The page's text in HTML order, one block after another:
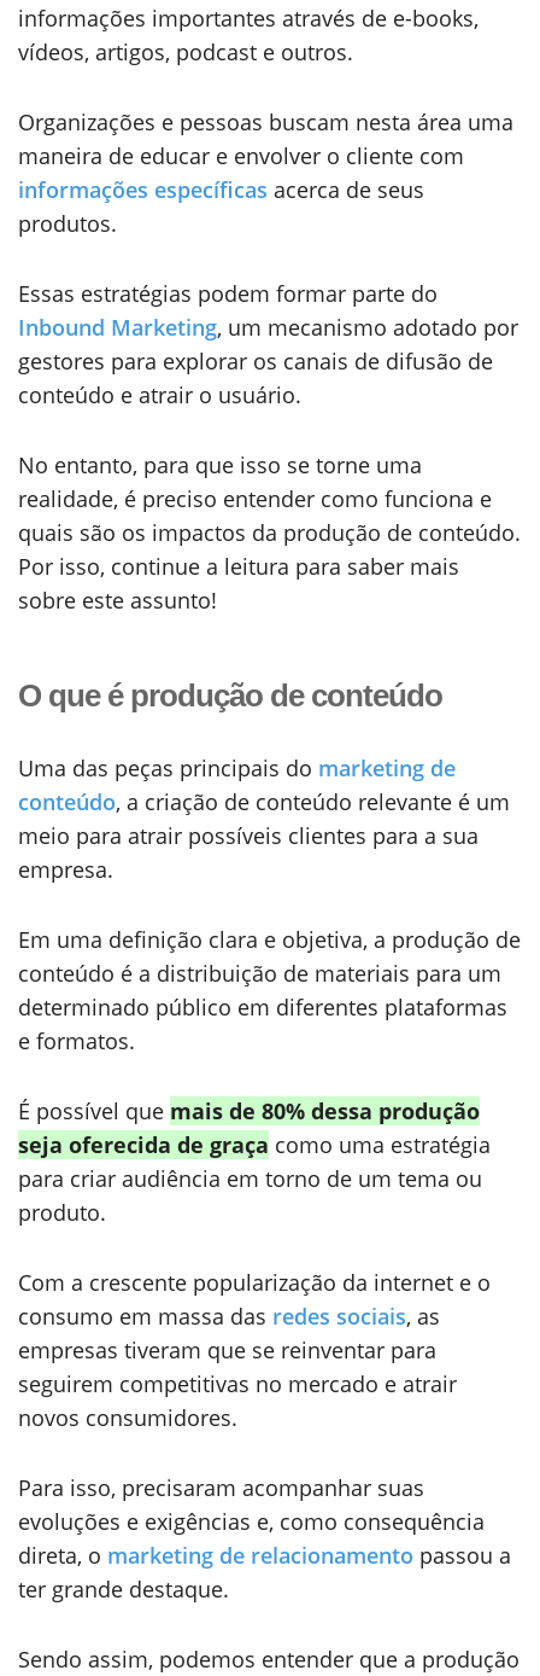
informações importantes através de e-books,
vídeos, artigos, podcast e outros.
Organizações e pessoas buscam nesta área uma
maneira de educar e envolver o cliente com
informações específicas acerca de seus
produtos.
Essas estratégias podem formar parte do
Inbound Marketing, um mecanismo adotado por
gestores para explorar os canais de difusão de
conteúdo e atrair o usuário.
No entanto, para que isso se torne uma
realidade, é preciso entender como funciona e
quais são os impactos da produção de conteúdo.
Por isso, continue a leitura para saber mais
sobre este assunto!
O que é produção de conteúdo
Uma das peças principais do marketing de
conteúdo, a criação de conteúdo relevante é um
meio para atrair possíveis clientes para a sua
empresa.
Em uma definição clara e objetiva, a produção de
conteúdo é a distribuição de materiais para um
determinado público em diferentes plataformas
e formatos.
É possível que mais de 80% dessa produção
seja oferecida de graça como uma estratégia
para criar audiência em torno de um tema ou
produto.
Com a crescente popularização da internet e o
consumo em massa das redes sociais, as
empresas tiveram que se reinventar para
seguirem competitivas no mercado e atrair
novos consumidores.
Para isso, precisaram acompanhar suas
evoluções e exigências e, como consequência
direta, o marketing de relacionamento passou a
ter grande destaque.
Sendo assim, podemos entender que a produção